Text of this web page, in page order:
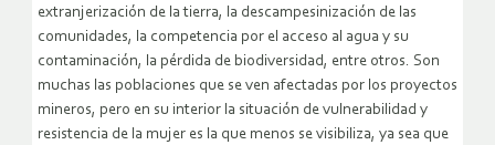
extranjerización de la tierra, la descampesinización de las
comunidades, la competencia por el acceso al agua y su
contaminación, la pérdida de biodiversidad, entre otros. Son
muchas las poblaciones que se ven afectadas por los proyectos
mineros, pero en su interior la situación de vulnerabilidad y
resistencia de la mujer es la que menos se visibiliza, ya sea que